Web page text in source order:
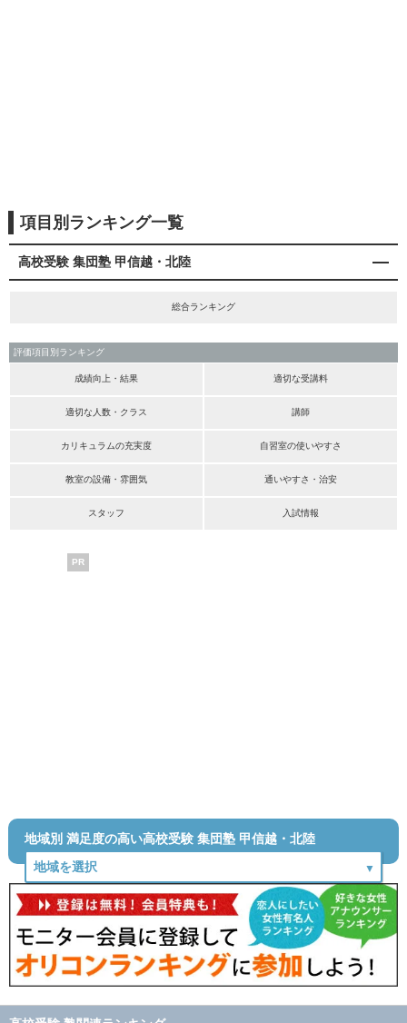
項目別ランキング一覧
高校受験 集団塾 甲信越・北陸
総合ランキング
評価項目別ランキング
成績向上・結果 適切な受講料
適切な人数・クラス 講師
カリキュラムの充実度 自習室の使いやすさ
教室の設備・雰囲気 通いやすさ・治安
スタッフ 入試情報
PR
地域別 満足度の高い高校受験 集団塾 甲信越・北陸